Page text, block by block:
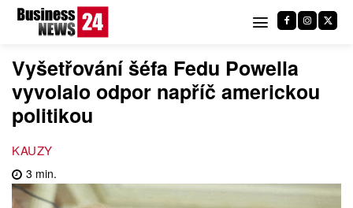
Vyšetřování šéfa Fedu Powella
vyvolalo odpor napříč americkou
politikou
KAUZY
3 min.